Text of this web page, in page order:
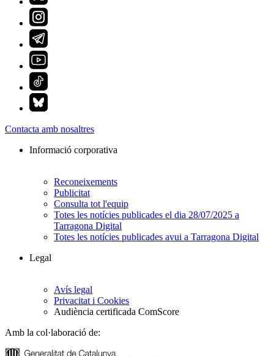
Contacta amb nosaltres
Informació corporativa
Reconeixements
Publicitat
Consulta tot l'equip
Totes les notícies publicades el dia 28/07/2025 a
Tarragona Digital
Totes les notícies publicades avui a Tarragona Digital
Legal
Avís legal
Privacitat i Cookies
Audiència certificada ComScore
Amb la col·laboració de: